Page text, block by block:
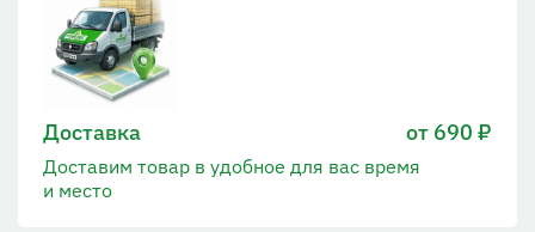
Доставка от 690 ₽
Доставим товар в удобное для вас время
и место